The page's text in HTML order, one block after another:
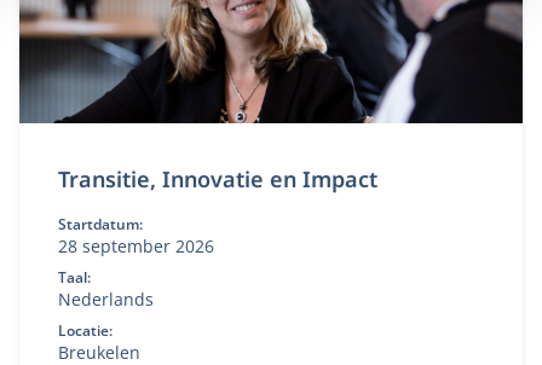
Transitie, Innovatie en Impact
Startdatum:
28 september 2026
Taal:
Nederlands
Locatie:
Breukelen